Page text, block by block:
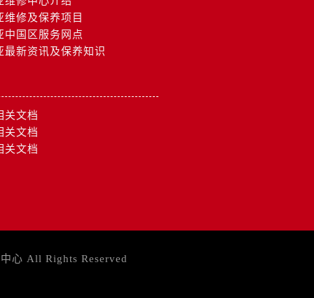
维修及保养项目
中国区服务网点
最新资讯及保养知识
关文档
关文档
关文档
心 All Rights Reserved